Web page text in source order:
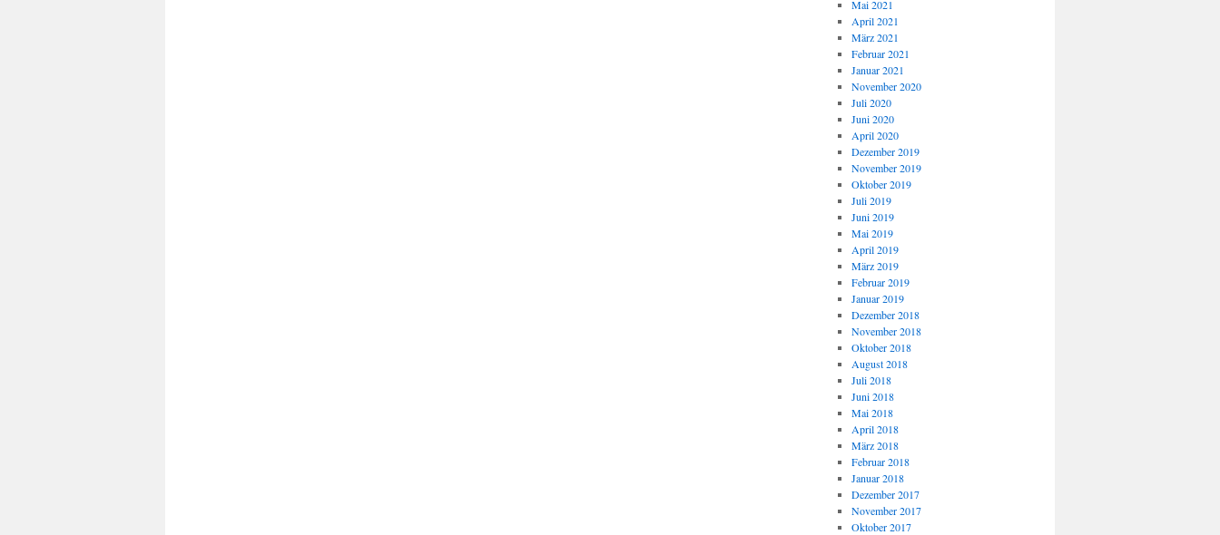
Mai 2021
April 2021
März 2021
Februar 2021
Januar 2021
November 2020
Juli 2020
Juni 2020
April 2020
Dezember 2019
November 2019
Oktober 2019
Juli 2019
Juni 2019
Mai 2019
April 2019
März 2019
Februar 2019
Januar 2019
Dezember 2018
November 2018
Oktober 2018
August 2018
Juli 2018
Juni 2018
Mai 2018
April 2018
März 2018
Februar 2018
Januar 2018
Dezember 2017
November 2017
Oktober 2017